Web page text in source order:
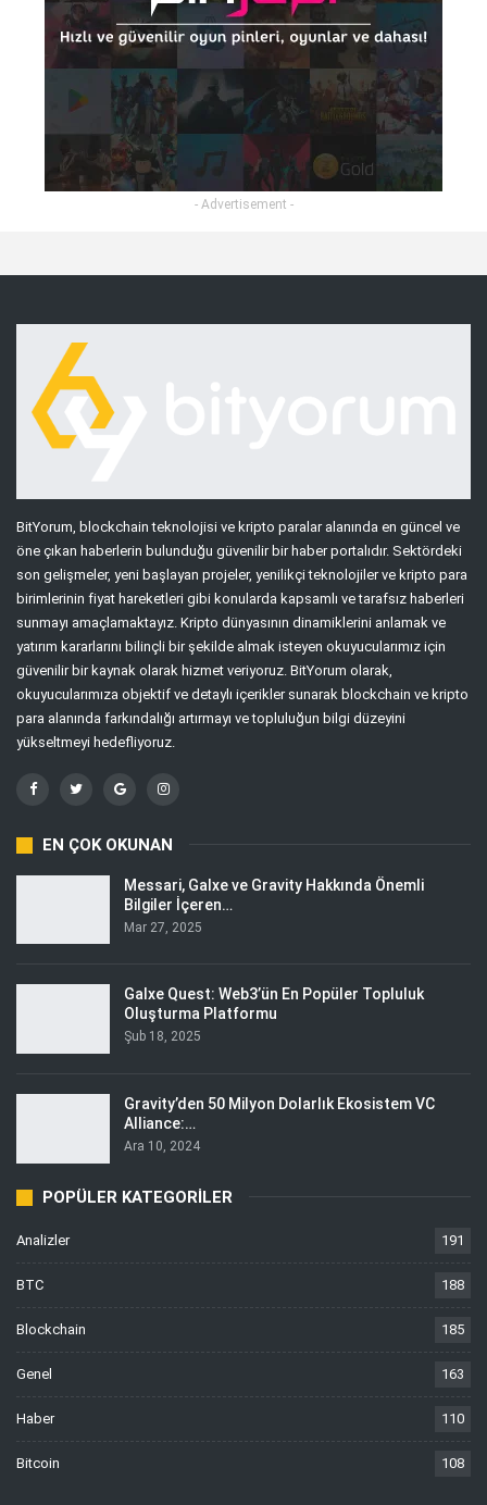
- Advertisement -
BitYorum, blockchain teknolojisi ve kripto paralar alanında en güncel ve
öne çıkan haberlerin bulunduğu güvenilir bir haber portalıdır. Sektördeki
son gelişmeler, yeni başlayan projeler, yenilikçi teknolojiler ve kripto para
birimlerinin fiyat hareketleri gibi konularda kapsamlı ve tarafsız haberleri
sunmayı amaçlamaktayız. Kripto dünyasının dinamiklerini anlamak ve
yatırım kararlarını bilinçli bir şekilde almak isteyen okuyucularımız için
güvenilir bir kaynak olarak hizmet veriyoruz. BitYorum olarak,
okuyucularımıza objektif ve detaylı içerikler sunarak blockchain ve kripto
para alanında farkındalığı artırmayı ve topluluğun bilgi düzeyini
yükseltmeyi hedefliyoruz.
EN ÇOK OKUNAN
Messari, Galxe ve Gravity Hakkında Önemli
Bilgiler İçeren…
Mar 27, 2025
Galxe Quest: Web3’ün En Popüler Topluluk
Oluşturma Platformu
Şub 18, 2025
Gravity’den 50 Milyon Dolarlık Ekosistem VC
Alliance:…
Ara 10, 2024
POPÜLER KATEGORILER
Analizler 191
BTC 188
Blockchain 185
Genel 163
Haber 110
Bitcoin 108